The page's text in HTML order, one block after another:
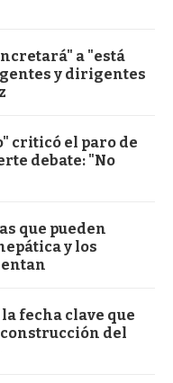
a "está
y dirigentes
criticó el paro de
debate: "No
que pueden
y los
fecha clave que
del